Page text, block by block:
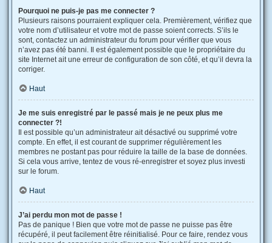
Pourquoi ne puis-je pas me connecter ?
Plusieurs raisons pourraient expliquer cela. Premièrement, vérifiez que
votre nom d’utilisateur et votre mot de passe soient corrects. S’ils le
sont, contactez un administrateur du forum pour vérifier que vous
n’avez pas été banni. Il est également possible que le propriétaire du
site Internet ait une erreur de configuration de son côté, et qu’il devra la
corriger.
Haut
Je me suis enregistré par le passé mais je ne peux plus me
connecter ?!
Il est possible qu’un administrateur ait désactivé ou supprimé votre
compte. En effet, il est courant de supprimer régulièrement les
membres ne postant pas pour réduire la taille de la base de données.
Si cela vous arrive, tentez de vous ré-enregistrer et soyez plus investi
sur le forum.
Haut
J’ai perdu mon mot de passe !
Pas de panique ! Bien que votre mot de passe ne puisse pas être
récupéré, il peut facilement être réinitialisé. Pour ce faire, rendez vous